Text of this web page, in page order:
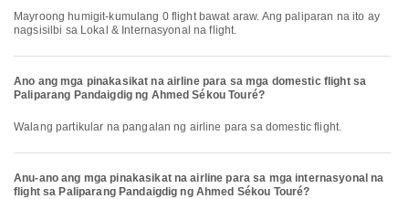
Mayroong humigit-kumulang 0 flight bawat araw. Ang paliparan na ito ay
nagsisilbi sa Lokal & Internasyonal na flight.
Ano ang mga pinakasikat na airline para sa mga domestic flight sa
Paliparang Pandaigdig ng Ahmed Sékou Touré?
Walang partikular na pangalan ng airline para sa domestic flight.
Anu-ano ang mga pinakasikat na airline para sa mga internasyonal na
flight sa Paliparang Pandaigdig ng Ahmed Sékou Touré?